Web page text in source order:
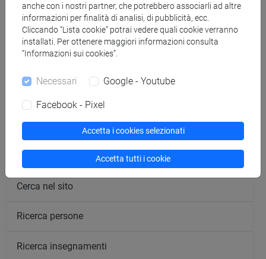
Orario settimanale
Giorno Orario Aula Sede
Calendario lezioni
Cerca nel sito
Ricerca persone
Ricerca insegnamenti
anche con i nostri partner, che potrebbero associarli ad altre
informazioni per finalità di analisi, di pubblicità, ecc.
Cliccando “Lista cookie” potrai vedere quali cookie verranno
installati. Per ottenere maggiori informazioni consulta
“Informazioni sui cookies”.
Necessari Google - Youtube
Facebook - Pixel
Accetta i cookies selezionati
Accetta tutti i cookie